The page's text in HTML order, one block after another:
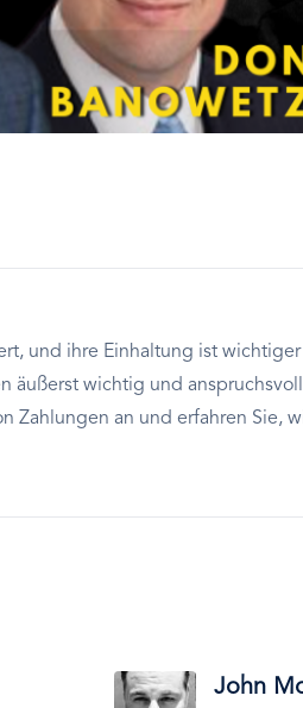
und ihre Einhaltung ist
äußerst wichtig und
Zahlungen an und erfahren Sie,
Bild John